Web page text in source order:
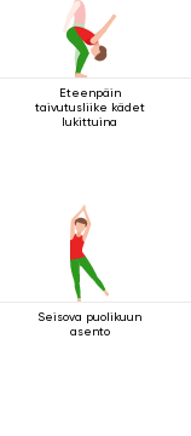
Eteenpäin
taivutusliike kädet
lukittuina
Seisova puolikuun
asento